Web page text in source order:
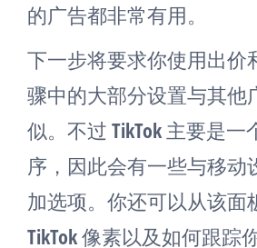
的广告都非常有用。
下一步将要求你使用出价
骤中的大部分设置与其他
似。不过 TikTok 主要是
序，因此会有一些与移动
加选项。你还可以从该面
TikTok 像素以及如何跟踪